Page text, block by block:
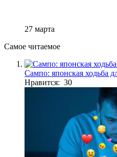
27 марта
Самое читаемое
Сампо: японская ходьба
Нравится: 30